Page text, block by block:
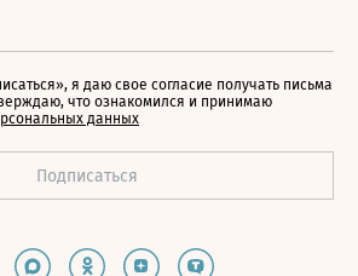
я даю свое согласие получать письма
что ознакомился и принимаю
данных